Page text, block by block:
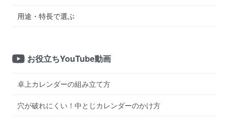
用途・特長で選ぶ
お役立ちYouTube動画
卓上カレンダーの組み立て方
穴が破れにくい！中とじカレンダーのかけ方